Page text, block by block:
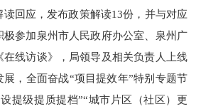
回应，发布政策解读13份，并与对应
参加泉州市人民政府办公室、泉州广
线访谈》，局领导及相关负责人上线
，全面奋战“项目提效年”特别专题节
提级提质提档”“城市片区（社区）更